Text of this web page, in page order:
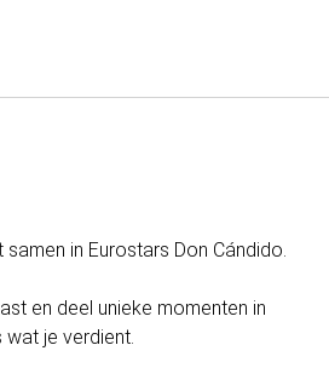
in Eurostars Don Cándido.
en deel unieke momenten in
wat je verdient.